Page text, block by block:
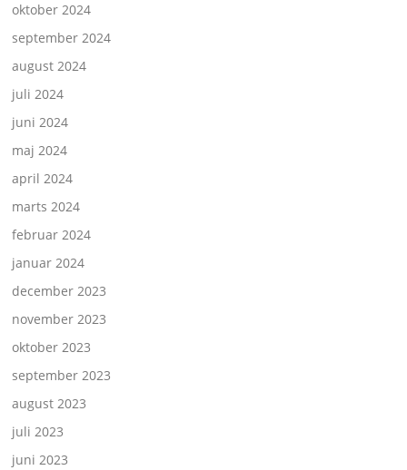
oktober 2024
september 2024
august 2024
juli 2024
juni 2024
maj 2024
april 2024
marts 2024
februar 2024
januar 2024
december 2023
november 2023
oktober 2023
september 2023
august 2023
juli 2023
juni 2023